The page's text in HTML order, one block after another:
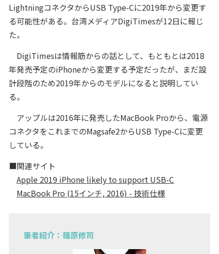
LightningコネクタからUSB Type-Cに2019年から変更す
る可能性がある。台湾メディアDigiTimesが12日に報じ
た。
DigiTimesは情報筋からの話として、もともとは2018
年発売予定のiPhoneから変更する予定だったが、まだ設
計段階のため2019年からのモデルになると説明してい
る。
アップルは2016年に発売したMacBook Proから、電源
コネクタをこれまでのMagsafe2からUSB Type-Cに変更
している。
■関連サイト
Apple 2019 iPhone likely to support USB-C
MacBook Pro (15インチ, 2016) - 技術仕様
筆者紹介：篠原修司